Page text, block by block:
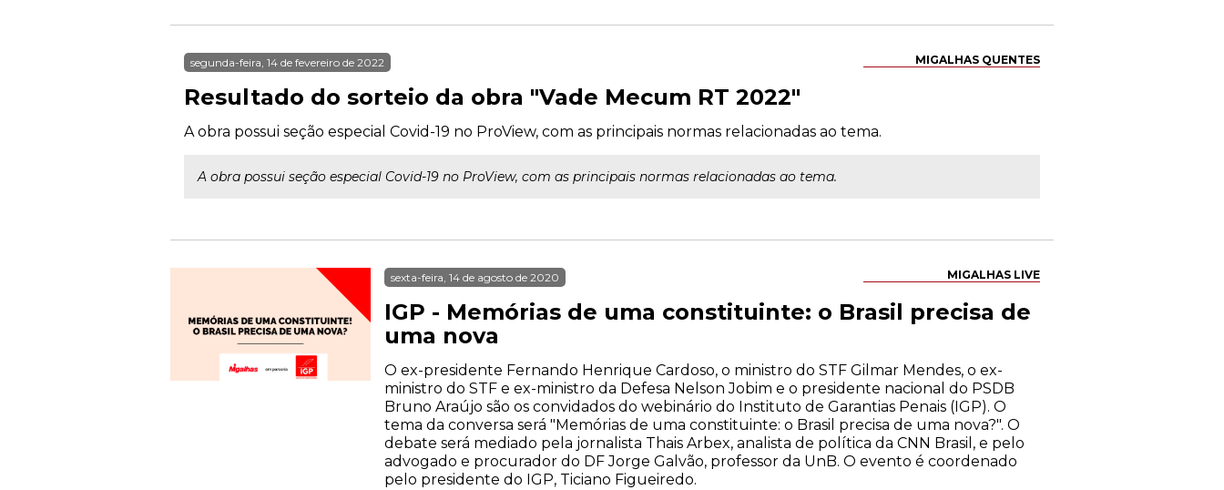
MIGALHAS QUENTES
segunda-feira, 14 de fevereiro de 2022
Resultado do sorteio da obra "Vade Mecum RT 2022"
A obra possui seção especial Covid-19 no ProView, com as principais normas relacionadas ao tema.
A obra possui seção especial Covid-19 no ProView, com as principais normas relacionadas ao tema.
MIGALHAS LIVE
sexta-feira, 14 de agosto de 2020
IGP - Memórias de uma constituinte: o Brasil precisa de
uma nova
O ex-presidente Fernando Henrique Cardoso, o ministro do STF Gilmar Mendes, o ex-
ministro do STF e ex-ministro da Defesa Nelson Jobim e o presidente nacional do PSDB
Bruno Araújo são os convidados do webinário do Instituto de Garantias Penais (IGP). O
tema da conversa será "Memórias de uma constituinte: o Brasil precisa de uma nova?". O
debate será mediado pela jornalista Thais Arbex, analista de política da CNN Brasil, e pelo
advogado e procurador do DF Jorge Galvão, professor da UnB. O evento é coordenado
pelo presidente do IGP, Ticiano Figueiredo.